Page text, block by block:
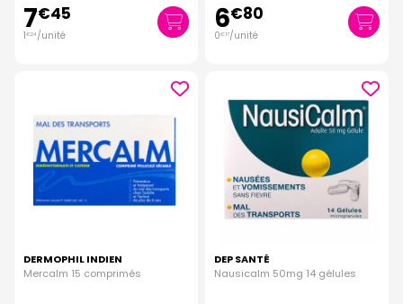
7€45
1€24 /unité 6€80
0€ 17/unité
DERMOPHIL INDIEN
Mercalm 15 comprimés
DEP SANTÉ
Nausicalm 50mg 14 gélules